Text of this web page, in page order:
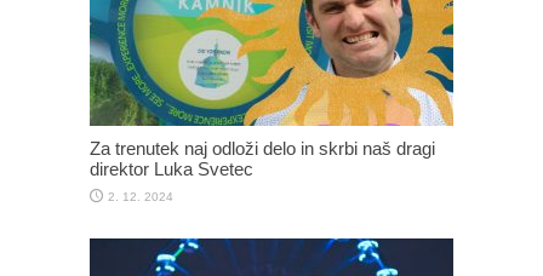
Za trenutek naj odloži delo in skrbi naš dragi
direktor Luka Svetec
2. 12. 2024